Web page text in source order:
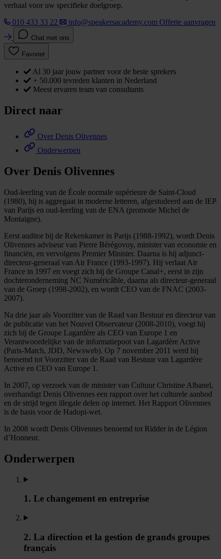
verhaal voor uw specifieke doelgroep.
010 433 33 22
info@speakersacademy.com Offerte aanvragen
Chat met ons
Favoriet
Al 30 jaar jouw partner voor de beste sprekers
+ 50.000 tevreden klanten in Nederland
Meest ervaren team van consultants
Direct naar
Over Denis Olivennes
Onderwerpen
Over Denis Olivennes
Oud-leerling van de École normale supérieure de Saint-Cloud
(1980), hij is aggregaat in moderne letteren, afgestudeerd aan de IEP
van Parijs en oud-leerling van de ENA (promotie Michel de
Montaigne).
Eerst auditor bij de Rekenkamer in Parijs (1988-1992), wordt Denis
Olivennes adviseur van Pierre Bérégovoy, minister van economie en
financiën, en vervolgens Premier Minister. Daarna is hij adjunct-
directeur-generaal van Air France (1993-1997). Hij verlaat Air
France in 1997 en voegt zich bij de Groupe Canal+, eerst in zijn
dochteronderneming NC Numéricâble, daarna als directeur-generaal
van de Groep (1998-2002), en wordt CEO van de FNAC (2003-
2007).
Na drie jaar als Voorzitter van de Raad van Bestuur en directeur van
de publicatie van het Nouvel Observateur (2008-2010), voegt hij
zich bij de Groupe Lagardère als CEO van Europe 1 en
Verantwoordelijke van de informatiepoot van Lagardère Active
(Paris-Match, JDD, Newsweb). Op 7 november 2011 werd hij
benoemd tot Voorzitter van de Raad van Bestuur van Lagardère
Active en CEO van Europe 1.
In 2007, op verzoek van de minister van Cultuur Christine Albanel,
overhandigt Denis Olivennes een rapport over het culturele aanbod
en de strijd tegen illegale delen op internet. Het Rapport Olivennes
is de basis voor de Hadopi-wet.
In 2008 wordt Denis Olivennes benoemd tot Ridder in de Légion
d’Honneur.
Onderwerpen
1. Le changement en entreprise
2. La direction et la gestion de grands groupes
français